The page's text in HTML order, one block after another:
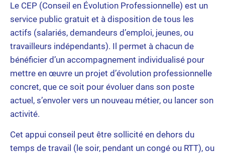
Le CEP (Conseil en Évolution Professionnelle) est un
service public gratuit et à disposition de tous les
actifs (salariés, demandeurs d’emploi, jeunes, ou
travailleurs indépendants). Il permet à chacun de
bénéficier d’un accompagnement individualisé pour
mettre en œuvre un projet d’évolution professionnelle
concret, que ce soit pour évoluer dans son poste
actuel, s’envoler vers un nouveau métier, ou lancer son
activité.
Cet appui conseil peut être sollicité en dehors du
temps de travail (le soir, pendant un congé ou RTT), ou